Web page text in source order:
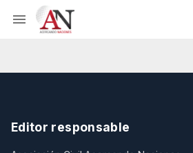
Editor responsable